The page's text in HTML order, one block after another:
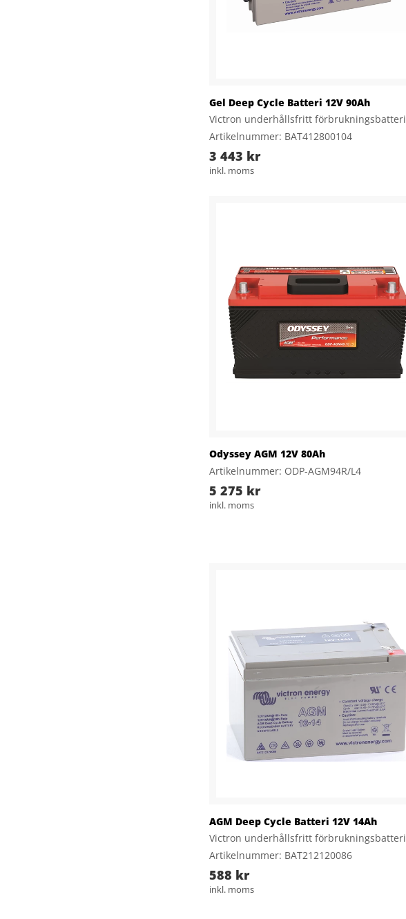
Gel Deep Cycle Batteri 12V 90Ah
Victron underhållsfritt förbrukningsbatteri
Artikelnummer: BAT412800104
3 443 kr
inkl. moms
Odyssey AGM 12V 80Ah
Artikelnummer: ODP-AGM94R/L4
5 275 kr
inkl. moms
AGM Deep Cycle Batteri 12V 14Ah
Victron underhållsfritt förbrukningsbatteri
Artikelnummer: BAT212120086
588 kr
inkl. moms